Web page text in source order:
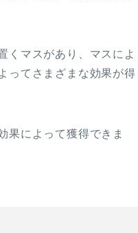
くマスがあり、マスによ
ってさまざまな効果が得
果によって獲得できま